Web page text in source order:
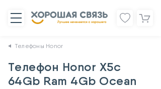
Телефоны Honor
Телефон Honor X5c
64Gb Ram 4Gb Ocean